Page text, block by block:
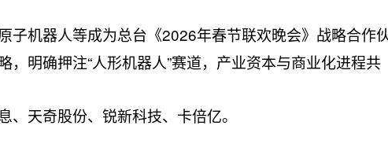
子机器人等成为总台《2026年春节联欢晚会》战略合作
明确押注“人形机器人”赛道，产业资本与商业化进程共
、天奇股份、锐新科技、卡倍亿。